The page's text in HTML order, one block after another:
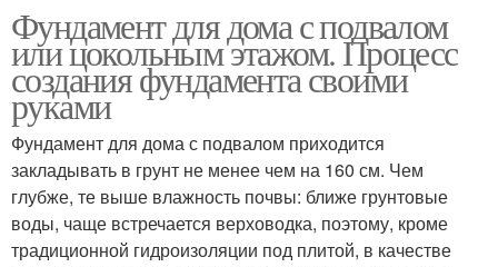
Фундамент для дома с подвалом
или цокольным этажом. Процесс
создания фундамента своими
руками
Фундамент для дома с подвалом приходится
закладывать в грунт не менее чем на 160 см. Чем
глубже, те выше влажность почвы: ближе грунтовые
воды, чаще встречается верховодка, поэтому, кроме
традиционной гидроизоляции под плитой, в качестве